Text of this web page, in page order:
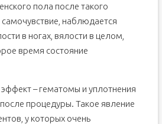
пола после такого
наблюдается
в ногах, вялости в целом,
время состояние
– гематомы и уплотнения
процедуры. Такое явление
у которых очень